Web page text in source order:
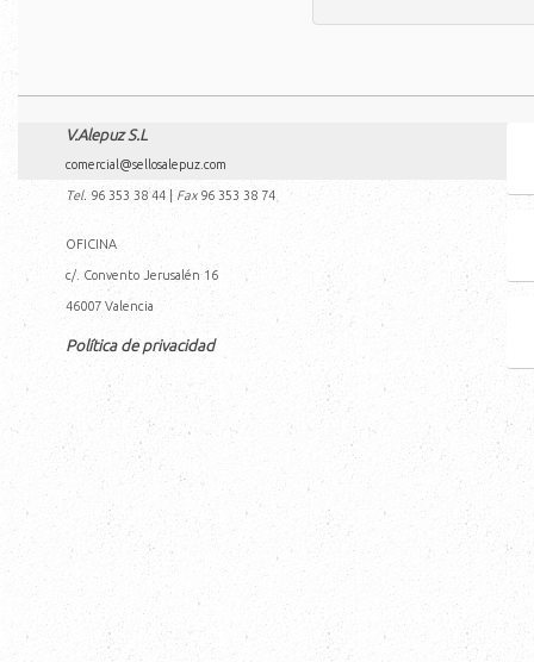
V.Alepuz S.L
comercial@sellosalepuz.com
Tel. 96 353 38 44 | Fax 96 353 38 74
OFICINA
c/. Convento Jerusalén 16
46007 Valencia
Política de privacidad